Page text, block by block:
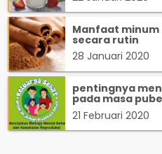
Manfaat minum
secara rutin
28 Januari 2020
pentingnya
pada masa
21 Februari 2020